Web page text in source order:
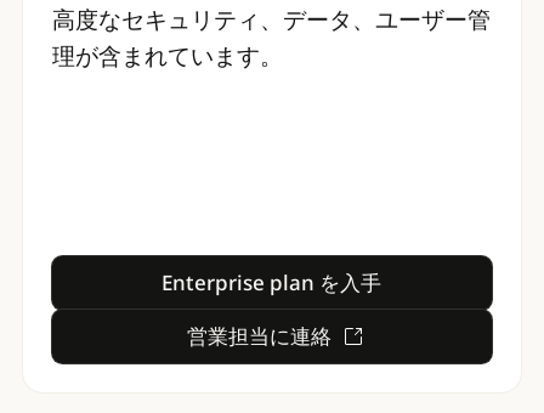
高度なセキュリティ、データ、ユーザー管
理が含まれています。
Enterprise plan を入手
Enterprise plan を入手
営業担当に連絡